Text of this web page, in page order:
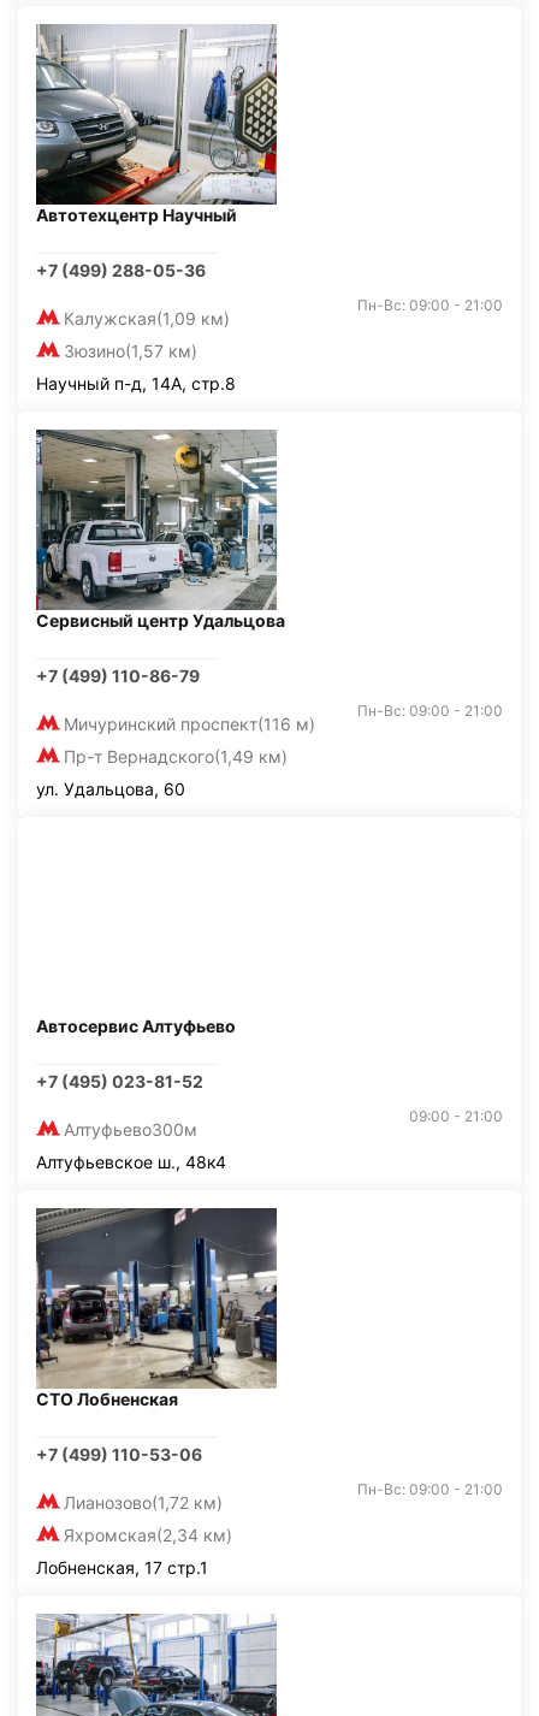
Автотехцентр Научный
+7 (499) 288-05-36
Калужская(1,09 км)
Зюзино(1,57 км)
Пн-Вс: 09:00 - 21:00
Научный п-д, 14А, стр.8
Сервисный центр Удальцова
+7 (499) 110-86-79
Мичуринский проспект(116 м)
Пр-т Вернадского(1,49 км)
Пн-Вс: 09:00 - 21:00
ул. Удальцова, 60
Автосервис Алтуфьево
+7 (495) 023-81-52
Алтуфьево300м
09:00 - 21:00
Алтуфьевское ш., 48к4
СТО Лобненская
+7 (499) 110-53-06
Лианозово(1,72 км)
Яхромская(2,34 км)
Пн-Вс: 09:00 - 21:00
Лобненская, 17 стр.1